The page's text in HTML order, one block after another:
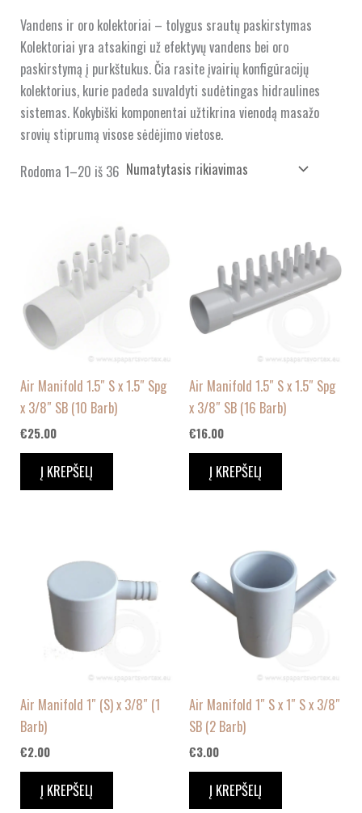
Vandens ir oro kolektoriai – tolygus srautų paskirstymas
Kolektoriai yra atsakingi už efektyvų vandens bei oro
paskirstymą į purkštukus. Čia rasite įvairių konfigūracijų
kolektorius, kurie padeda suvaldyti sudėtingas hidraulines
sistemas. Kokybiški komponentai užtikrina vienodą masažo
srovių stiprumą visose sėdėjimo vietose.
Rodoma 1–20 iš 36
Air Manifold 1.5″ S x 1.5″ Spg
x 3/8″ SB (10 Barb)
€25.00
Į KREPŠELĮ
Air Manifold 1.5″ S x 1.5″ Spg
x 3/8″ SB (16 Barb)
€16.00
Į KREPŠELĮ
Air Manifold 1″ (S) x 3/8″ (1
Barb)
€2.00
Į KREPŠELĮ
Air Manifold 1″ S x 1″ S x 3/8″
SB (2 Barb)
€3.00
Į KREPŠELĮ